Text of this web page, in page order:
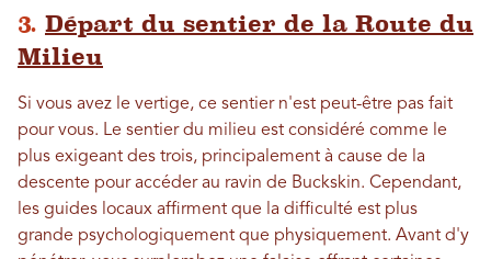
3. Départ du sentier de la Route du
Milieu
Si vous avez le vertige, ce sentier n'est peut-être pas fait
pour vous. Le sentier du milieu est considéré comme le
plus exigeant des trois, principalement à cause de la
descente pour accéder au ravin de Buckskin. Cependant,
les guides locaux affirment que la difficulté est plus
grande psychologiquement que physiquement. Avant d'y